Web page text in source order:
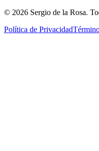
© 2026 Sergio de la Rosa.
Política de Privacidad